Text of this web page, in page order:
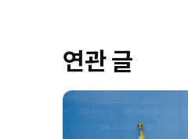
연관 글